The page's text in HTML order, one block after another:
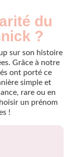
du
?
sur son histoire
Grâce à notre
ont porté ce
simple et
rare ou en
un prénom
!